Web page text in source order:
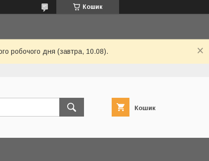
Кошик
робочого дня (завтра, 10.08).
Кошик